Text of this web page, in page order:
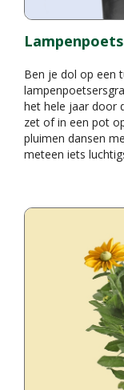
Ben je dol op een
het hele jaar door
zet of in een pot
pluimen dansen
meteen iets